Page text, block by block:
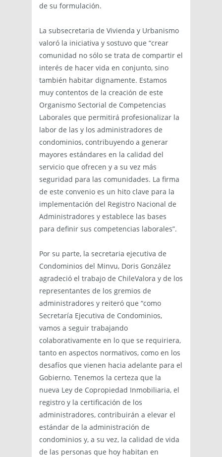
de su formulación.
La subsecretaria de Vivienda y Urbanismo
valoró la iniciativa y sostuvo que “crear
comunidad no sólo se trata de compartir el
interés de hacer vida en conjunto, sino
también habitar dignamente. Estamos
muy contentos de la creación de este
Organismo Sectorial de Competencias
Laborales que permitirá profesionalizar la
labor de las y los administradores de
condominios, contribuyendo a generar
mayores estándares en la calidad del
servicio que ofrecen y a su vez más
seguridad para las comunidades. La firma
de este convenio es un hito clave para la
implementación del Registro Nacional de
Administradores y establece las bases
para definir sus competencias laborales”.
Por su parte, la secretaria ejecutiva de
Condominios del Minvu, Doris González
agradeció el trabajo de ChileValora y de los
representantes de los gremios de
administradores y reiteró que “como
Secretaría Ejecutiva de Condominios,
vamos a seguir trabajando
colaborativamente en lo que se requiriera,
tanto en aspectos normativos, como en los
desafíos que vienen hacia adelante para el
Gobierno. Tenemos la certeza que la
nueva Ley de Copropiedad Inmobiliaria, el
registro y la certificación de los
administradores, contribuirán a elevar el
estándar de la administración de
condominios y, a su vez, la calidad de vida
de las personas que hoy habitan en